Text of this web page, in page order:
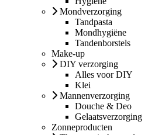
Mondverzorging
Tandpasta
Mondhygiëne
Tandenborstels
Make-up
DIY verzorging
Alles voor DIY
Klei
Mannenverzorging
Douche & Deo
Gelaatsverzorging
Zonneproducten